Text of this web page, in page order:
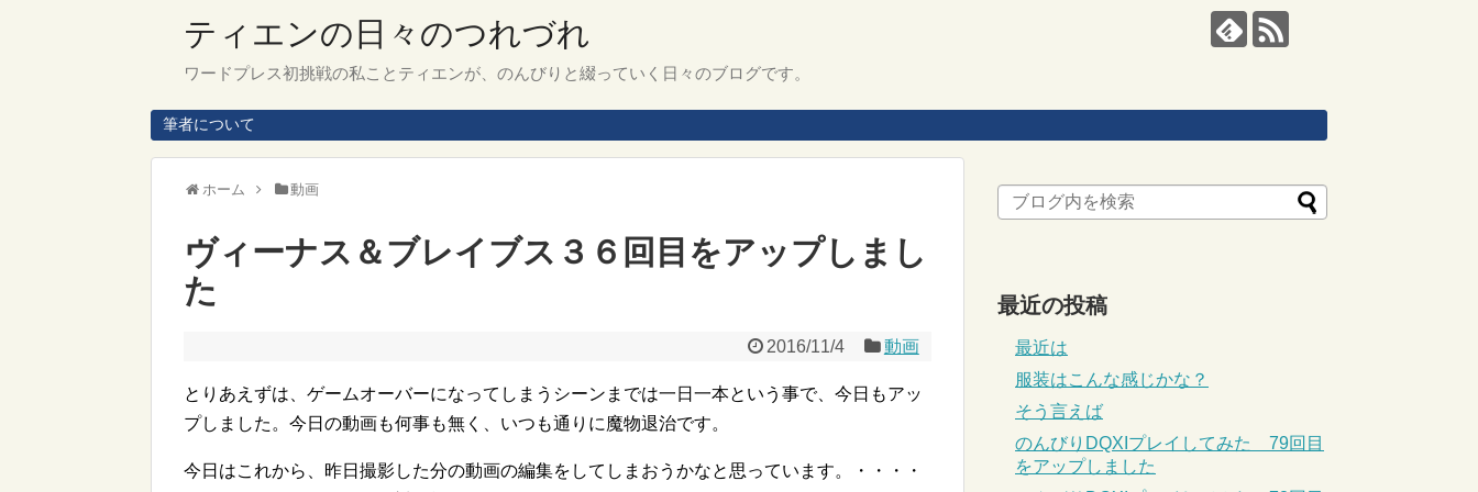
ティエンの日々のつれづれ
ワードプレス初挑戦の私ことティエンが、のんびりと綴っていく日々のブログです。
筆者について
ホーム 動画
ヴィーナス＆ブレイブス３６回目をアップしまし
た
2016/11/4 動画
とりあえずは、ゲームオーバーになってしまうシーンまでは一日一本という事で、今日もアッ
プしました。今日の動画も何事も無く、いつも通りに魔物退治です。
今日はこれから、昨日撮影した分の動画の編集をしてしまおうかなと思っています。・・・・
最近の投稿
最近は
服装はこんな感じかな？
そう言えば
のんびりDQXIプレイしてみた 79回目
をアップしました